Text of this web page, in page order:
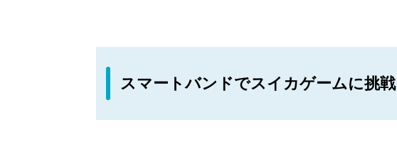
スマートバンドでスイカゲームに挑戦